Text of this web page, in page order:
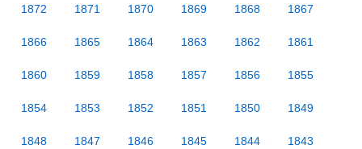
1872 1871 1870 1869 1868 1867
1866 1865 1864 1863 1862 1861
1860 1859 1858 1857 1856 1855
1854 1853 1852 1851 1850 1849
1848 1847 1846 1845 1844 1843